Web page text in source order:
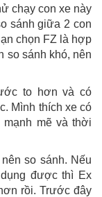
chạy con xe này
sánh giữa 2 con
chọn FZ là hợp
so sánh khó, nên
to hơn và có
Mình thích xe có
mạnh mẽ và thời
so sánh. Nếu
được thì Ex
rồi. Trước đây